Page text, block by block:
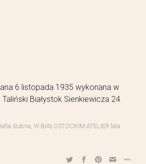
6 listopada 1935 wykonana w
Taliński Białystok Sienkiewicza 24
ślubna W BIAŁOSTOCKIM ATELIER lata